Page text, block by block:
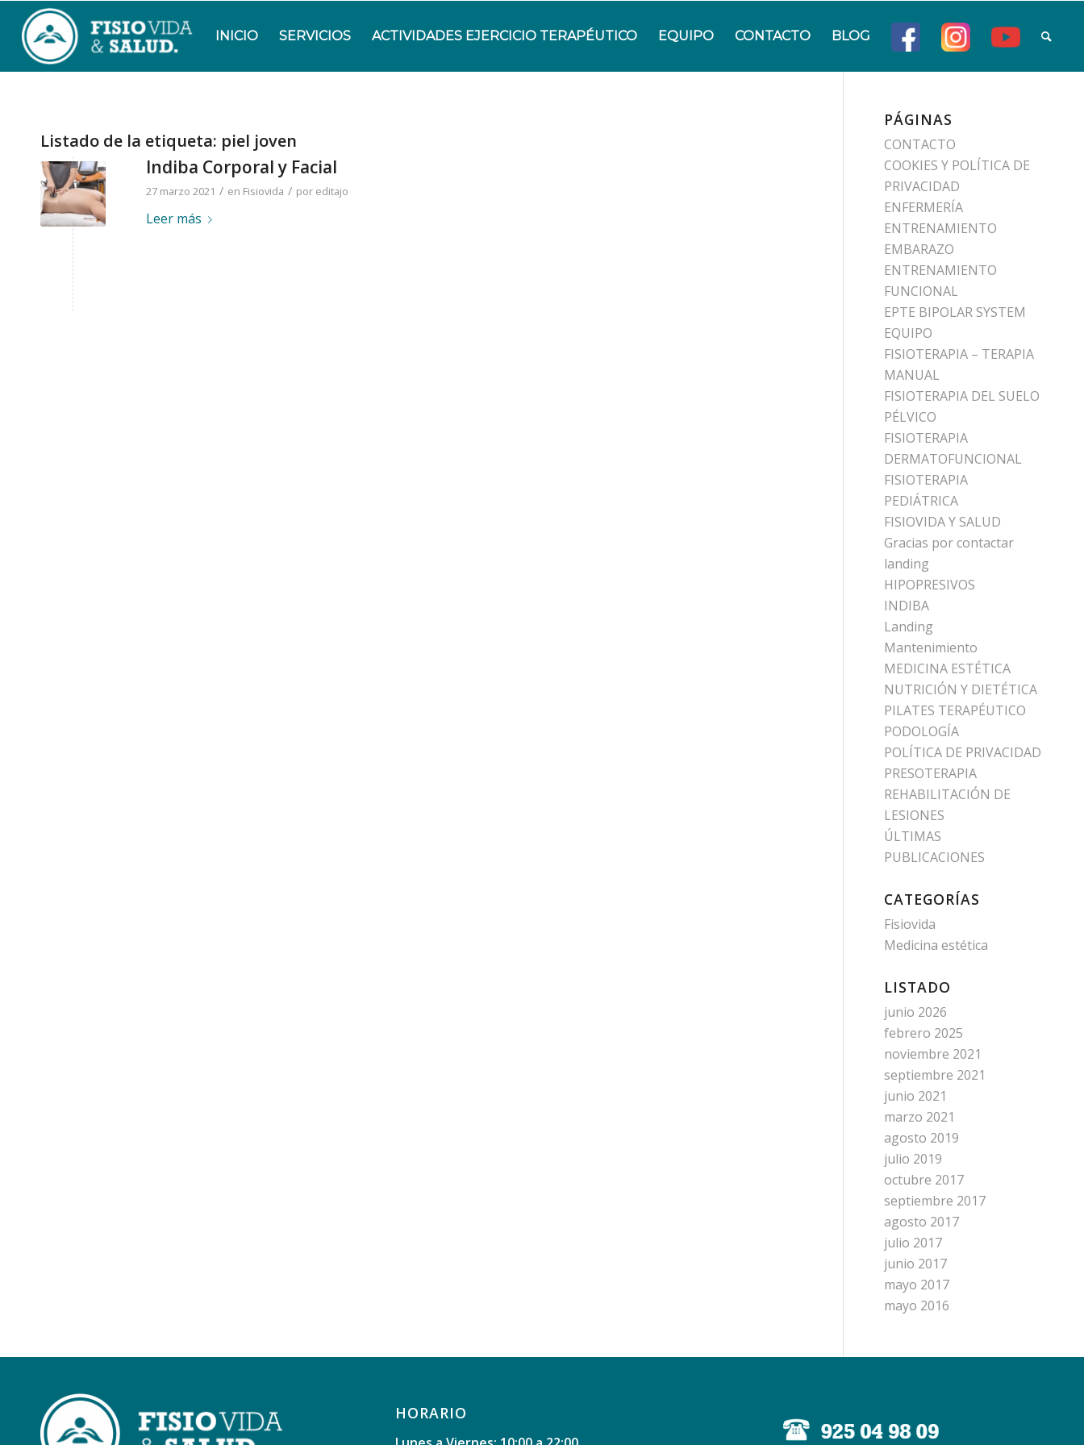
INICIO SERVICIOS ACTIVIDADES EJERCICIO TERAPÉUTICO EQUIPO CONTACTO BLOG
Listado de la etiqueta: piel joven
Indiba Corporal y Facial
27 marzo 2021 / en Fisiovida / por editajo
Leer más
PÁGINAS
CONTACTO
COOKIES Y POLÍTICA DE
PRIVACIDAD
ENFERMERÍA
ENTRENAMIENTO
EMBARAZO
ENTRENAMIENTO
FUNCIONAL
EPTE BIPOLAR SYSTEM
EQUIPO
FISIOTERAPIA – TERAPIA
MANUAL
FISIOTERAPIA DEL SUELO
PÉLVICO
FISIOTERAPIA
DERMATOFUNCIONAL
FISIOTERAPIA
PEDIÁTRICA
FISIOVIDA Y SALUD
Gracias por contactar
landing
HIPOPRESIVOS
INDIBA
Landing
Mantenimiento
MEDICINA ESTÉTICA
NUTRICIÓN Y DIETÉTICA
PILATES TERAPÉUTICO
PODOLOGÍA
POLÍTICA DE PRIVACIDAD
PRESOTERAPIA
REHABILITACIÓN DE
LESIONES
ÚLTIMAS
PUBLICACIONES
CATEGORÍAS
Fisiovida
Medicina estética
LISTADO
junio 2026
febrero 2025
noviembre 2021
septiembre 2021
junio 2021
marzo 2021
agosto 2019
julio 2019
octubre 2017
septiembre 2017
agosto 2017
julio 2017
junio 2017
mayo 2017
mayo 2016
HORARIO